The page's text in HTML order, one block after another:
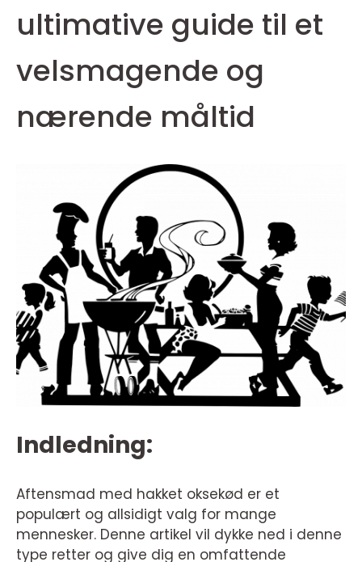
ultimative guide til et
velsmagende og
nærende måltid
Indledning:
Aftensmad med hakket oksekød er et
populært og allsidigt valg for mange
mennesker. Denne artikel vil dykke ned i denne
type retter og give dig en omfattende